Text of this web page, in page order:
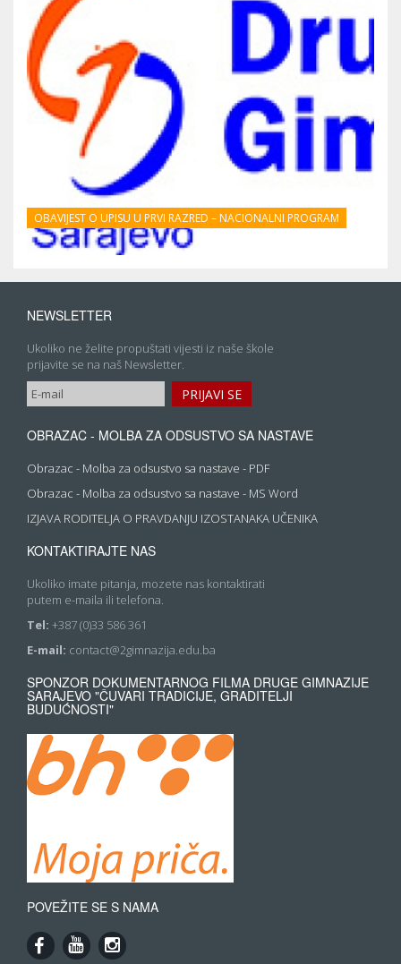
OBAVIJEST O UPISU U PRVI RAZRED – NACIONALNI PROGRAM
NEWSLETTER
Ukoliko ne želite propuštati vijesti iz naše škole
prijavite se na naš Newsletter.
OBRAZAC - MOLBA ZA ODSUSTVO SA NASTAVE
Obrazac - Molba za odsustvo sa nastave - PDF
Obrazac - Molba za odsustvo sa nastave - MS Word
IZJAVA RODITELJA O PRAVDANJU IZOSTANAKA UČENIKA
KONTAKTIRAJTE NAS
Ukoliko imate pitanja, mozete nas kontaktirati
putem e-maila ili telefona.
Tel: +387 (0)33 586 361
E-mail: contact@2gimnazija.edu.ba
SPONZOR DOKUMENTARNOG FILMA DRUGE GIMNAZIJE
SARAJEVO "ČUVARI TRADICIJE, GRADITELJI
BUDUĆNOSTI"
POVEŽITE SE S NAMA